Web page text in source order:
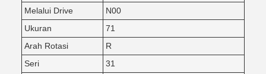
Melalui Drive
N00
Ukuran
71
Arah Rotasi
R
Seri
31